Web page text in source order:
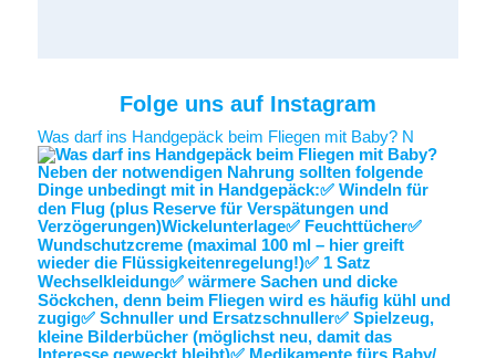
Folge uns auf Instagram
Was darf ins Handgepäck beim Fliegen mit Baby? N